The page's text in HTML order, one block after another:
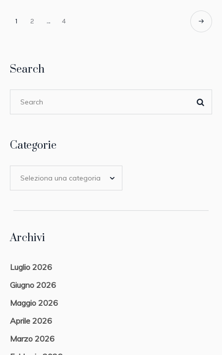
1 2 … 4
Search
Categorie
Archivi
Luglio 2026
Giugno 2026
Maggio 2026
Aprile 2026
Marzo 2026